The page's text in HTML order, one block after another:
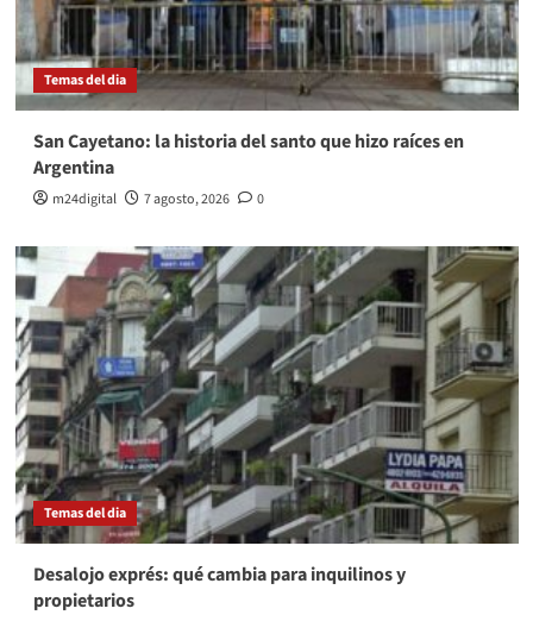
Temas del dia
San Cayetano: la historia del santo que hizo raíces en
Argentina
m24digital 7 agosto, 2026 0
Temas del dia
Desalojo exprés: qué cambia para inquilinos y
propietarios